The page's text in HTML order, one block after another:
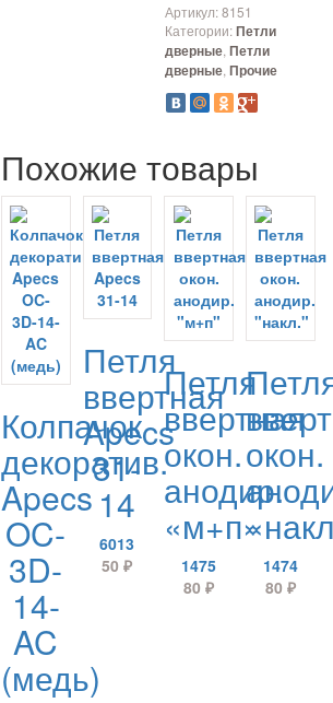
Артикул:8151
Категории:Петли
дверные,Петли
дверные,Прочие
Похожие товары
Колпачок
декоратив.
Apecs
OC-
3D-
14-
AC
(медь)
Петля
ввертная
Apecs
31-
14
6013
50₽
Петля
ввертная
окон.
анодир.
«м+п»
1475
80₽
окон.
1474
80 ₽